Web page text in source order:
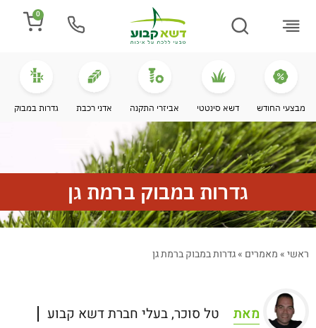
0
מבצעי החודש דשא סינטטי אביזרי התקנה אדני רכבת גדרות במבוק
גדרות במבוק ברמת גן
ראשי»מאמרים »גדרות במבוק ברמת גן
מאת
טל סוכר, בעלי חברת דשא קבוע